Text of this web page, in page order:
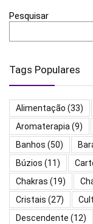
Pesquisar
Tags Populares
Alimentação (33)
Aromaterapia(9)
Banhos (50)
Búzios (11)
Chakras (19)
Cristais (27)
Descendente (12)